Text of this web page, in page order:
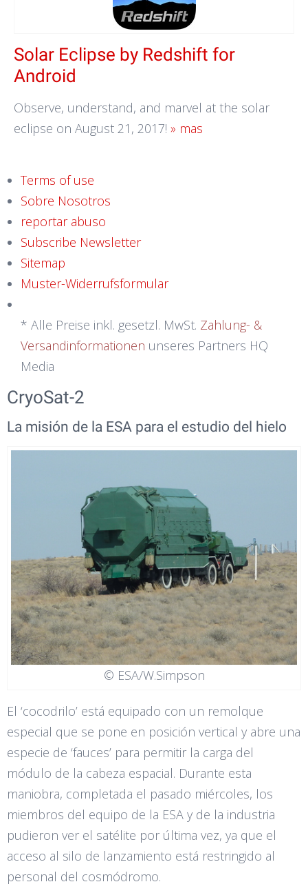
Solar Eclipse by Redshift for
Android
Observe, understand, and marvel at the solar
eclipse on August 21, 2017! » mas
Terms of use
Sobre Nosotros
reportar abuso
Subscribe Newsletter
Sitemap
Muster-Widerrufsformular
* Alle Preise inkl. gesetzl. MwSt. Zahlung- &
Versandinformationen unseres Partners HQ
Media
CryoSat-2
La misión de la ESA para el estudio del hielo
© ESA/W.Simpson
El ‘cocodrilo’ está equipado con un remolque
especial que se pone en posición vertical y abre una
especie de ‘fauces’ para permitir la carga del
módulo de la cabeza espacial. Durante esta
maniobra, completada el pasado miércoles, los
miembros del equipo de la ESA y de la industria
pudieron ver el satélite por última vez, ya que el
acceso al silo de lanzamiento está restringido al
personal del cosmódromo.